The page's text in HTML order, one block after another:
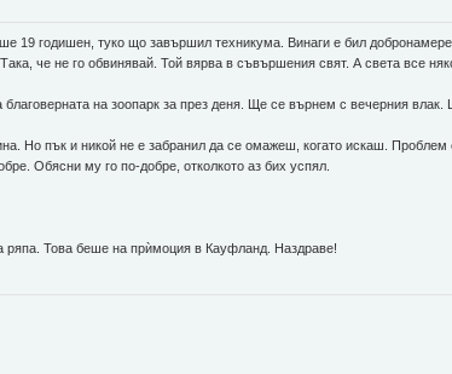
19 годишен, туко що завършил техникума. Винаги е бил
че не го обвинявай. Той вярва в съвършения свят. А света все
на зоопарк за през деня. Ще се върнем с вечерния
Но пък и никой не е забранил да се омажеш, когато искаш. Проблем
Обясни му го по-добре, отколкото аз бих успял.
ряпа. Това беше на прѝмоция в Кауфланд. Наздраве!